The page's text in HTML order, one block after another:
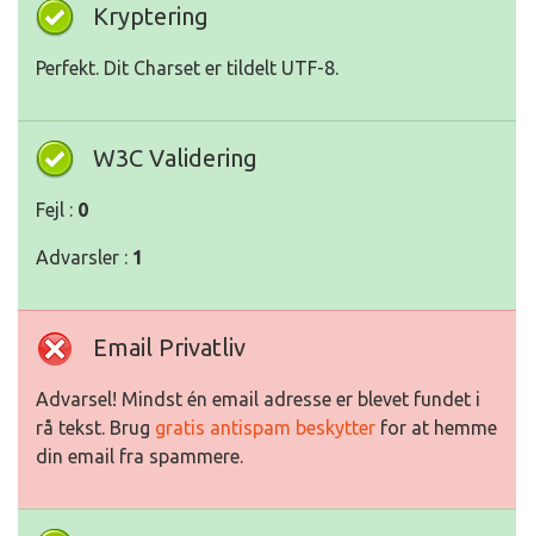
Kryptering
Perfekt. Dit Charset er tildelt UTF-8.
W3C Validering
Fejl : 0
Advarsler : 1
Email Privatliv
Advarsel! Mindst én email adresse er blevet fundet i
rå tekst. Brug gratis antispam beskytter for at hemme
din email fra spammere.